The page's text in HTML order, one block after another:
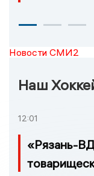
Новости СМИ2
Наш
12:01
«Рязань-